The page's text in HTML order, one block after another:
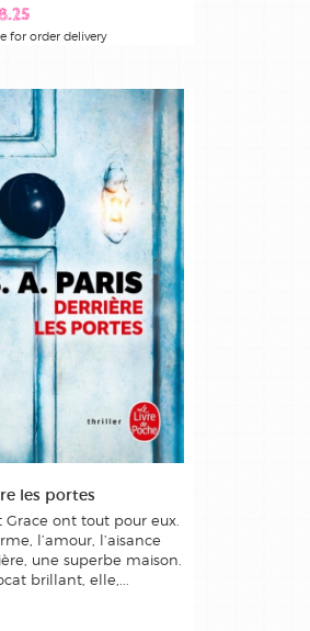
for order delivery
les portes
Grace ont tout pour eux.
l’amour, l’aisance
une superbe maison.
brillant, elle,...